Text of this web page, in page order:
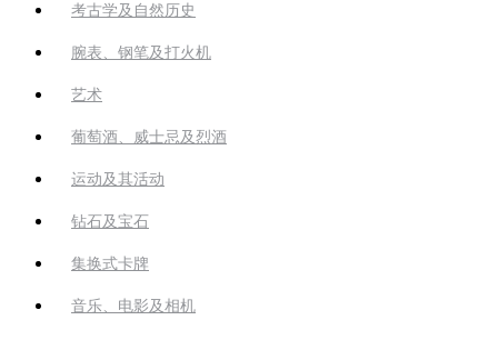
考古学及自然历史
腕表、钢笔及打火机
艺术
葡萄酒、威士忌及烈酒
运动及其活动
钻石及宝石
集换式卡牌
音乐、电影及相机